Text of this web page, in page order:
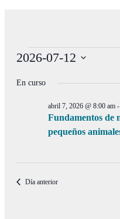
Eventos
julio
2026-07-12
la
En curso
Fundamentos de
pequeños
abril 7, 2026 @ 8:00 am-
Día anterior